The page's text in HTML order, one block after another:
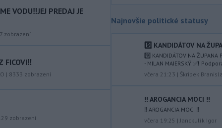
tamojší starosta Juan Jesús Vivas v
Európskom parlamente.
Meteorológovia zo
hydrometeorologického ústavu
(SHMÚ) vo štvrtok opäť zaznamenali
vzduchu. V Dolných Plachtinciach v
okrese Veľký Krtíš dosiahla teplota
popoludní 42 stupňov Celzia.
VODU‼️JEJ PREDAJ JE
zobrazení
FICOVI‼️
| 8333 zobrazení
zobrazení
Najnovšie politické statusy
9️⃣ KANDIDÁTOV NA
9️⃣ KANDIDÁTOV NA ŽUPANA
- MILAN MAJERSKÝ ✅️❗️
včera 21:23 | Škripek
‼️ AROGANCIA MOCI ‼️
‼️ AROGANCIA MOCI ‼️
včera 19:25 | Janckulík Igor